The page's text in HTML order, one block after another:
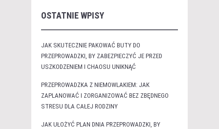
OSTATNIE WPISY
JAK SKUTECZNIE PAKOWAĆ BUTY DO
PRZEPROWADZKI, BY ZABEZPIECZYĆ JE PRZED
USZKODZENIEM I CHAOSU UNIKNĄĆ
PRZEPROWADZKA Z NIEMOWLAKIEM: JAK
ZAPLANOWAĆ I ZORGANIZOWAĆ BEZ ZBĘDNEGO
STRESU DLA CAŁEJ RODZINY
JAK UŁOŻYĆ PLAN DNIA PRZEPROWADZKI, BY